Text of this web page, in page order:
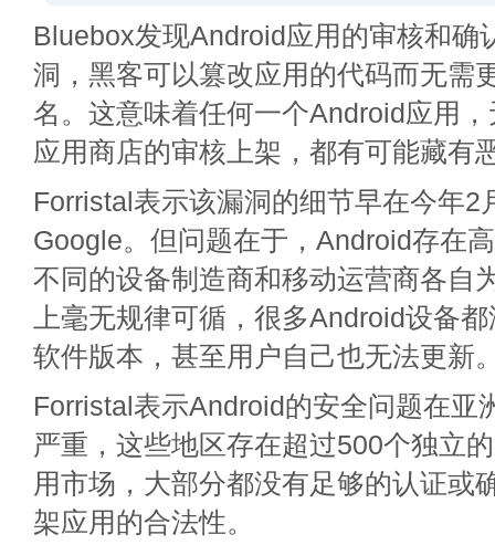
Bluebox发现Android应用的审核和确
洞，黑客可以篡改应用的代码而无需
名。这意味着任何一个Android应用
应用商店的审核上架，都有可能藏有
Forristal表示该漏洞的细节早在今年2
Google。但问题在于，Android存在
不同的设备制造商和移动运营商各自
上毫无规律可循，很多Android设备
软件版本，甚至用户自己也无法更新
Forristal表示Android的安全问题在亚
严重，这些地区存在超过500个独立
用市场，大部分都没有足够的认证或
架应用的合法性。